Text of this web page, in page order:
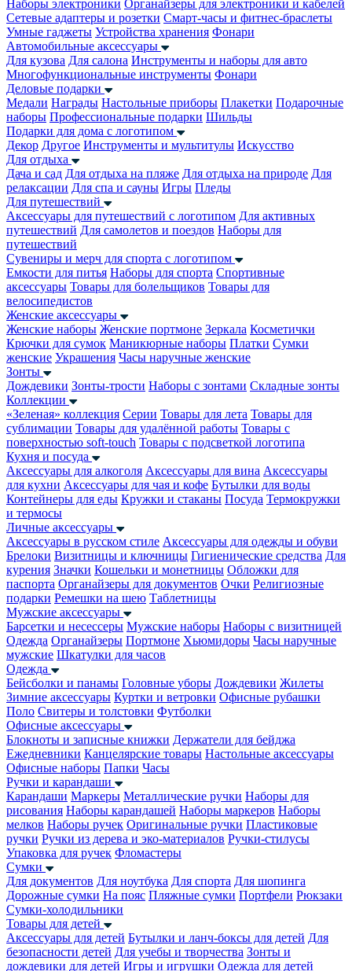
Наборы электроники Органайзеры для электроники и кабелей
Сетевые адаптеры и розетки Смарт-часы и фитнес-браслеты
Умные гаджеты Устройства хранения Фонари
Автомобильные аксессуары
Для кузова Для салона Инструменты и наборы для авто
Многофункциональные инструменты Фонари
Деловые подарки
Медали Награды Настольные приборы Плакетки Подарочные
наборы Профессиональные подарки Шильды
Подарки для дома с логотипом
Декор Другое Инструменты и мультитулы Искусство
Для отдыха
Дача и сад Для отдыха на пляже Для отдыха на природе Для
релаксации Для спа и сауны Игры Пледы
Для путешествий
Аксессуары для путешествий с логотипом Для активных
путешествий Для самолетов и поездов Наборы для
путешествий
Сувениры и мерч для спорта с логотипом
Емкости для питья Наборы для спорта Спортивные
аксессуары Товары для болельщиков Товары для
велосипедистов
Женские аксессуары
Женские наборы Женские портмоне Зеркала Косметички
Крючки для сумок Маникюрные наборы Платки Сумки
женские Украшения Часы наручные женские
Зонты
Дождевики Зонты-трости Наборы с зонтами Складные зонты
Коллекции
«Зеленая» коллекция Серии Товары для лета Товары для
сублимации Товары для удалённой работы Товары с
поверхностью soft-touch Товары с подсветкой логотипа
Кухня и посуда
Аксессуары для алкоголя Аксессуары для вина Аксессуары
для кухни Аксессуары для чая и кофе Бутылки для воды
Контейнеры для еды Кружки и стаканы Посуда Термокружки
и термосы
Личные аксессуары
Аксессуары в русском стиле Аксессуары для одежды и обуви
Брелоки Визитницы и ключницы Гигиенические средства Для
курения Значки Кошельки и монетницы Обложки для
паспорта Органайзеры для документов Очки Религиозные
подарки Ремешки на шею Таблетницы
Мужские аксессуары
Барсетки и несессеры Мужские наборы Наборы с визитницей
Одежда Органайзеры Портмоне Хьюмидоры Часы наручные
мужские Шкатулки для часов
Одежда
Бейсболки и панамы Головные уборы Дождевики Жилеты
Зимние аксессуары Куртки и ветровки Офисные рубашки
Поло Свитеры и толстовки Футболки
Офисные аксессуары
Блокноты и записные книжки Держатели для бейджа
Ежедневники Канцелярские товары Настольные аксессуары
Офисные наборы Папки Часы
Ручки и карандаши
Карандаши Маркеры Металлические ручки Наборы для
рисования Наборы карандашей Наборы маркеров Наборы
мелков Наборы ручек Оригинальные ручки Пластиковые
ручки Ручки из дерева и эко-материалов Ручки-стилусы
Упаковка для ручек Фломастеры
Сумки
Для документов Для ноутбука Для спорта Для шопинга
Дорожные сумки На пояс Пляжные сумки Портфели Рюкзаки
Сумки-холодильники
Товары для детей
Аксессуары для детей Бутылки и ланч-боксы для детей Для
безопасности детей Для учебы и творчества Зонты и
дождевики для детей Игры и игрушки Одежда для детей